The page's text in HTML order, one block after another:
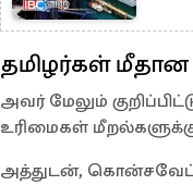
தமிழர்கள்
அவர் மேலும்
உரிமைகள்
அத்துடன்,